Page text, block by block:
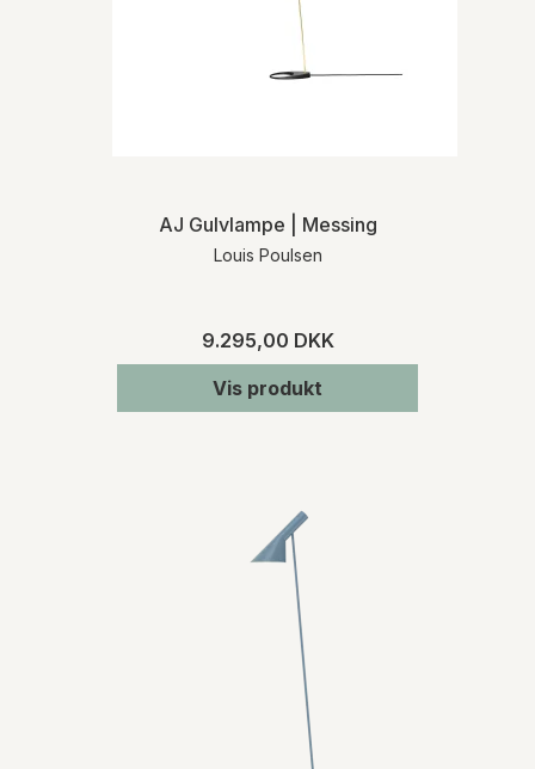
AJ Gulvlampe | Messing
Louis Poulsen
9.295,00 DKK
Vis produkt